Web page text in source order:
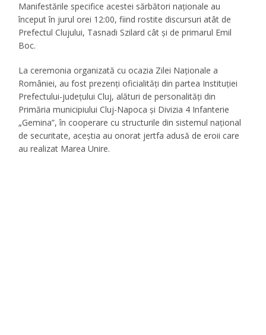
Manifestările specifice acestei sărbători naționale au
început în jurul orei 12:00, fiind rostite discursuri atât de
Prefectul Clujului, Tasnadi Szilard cât și de primarul Emil
Boc.
La ceremonia organizată cu ocazia Zilei Naționale a
României, au fost prezenți oficialități din partea Instituției
Prefectului-județului Cluj, alături de personalități din
Primăria municipiului Cluj-Napoca și Divizia 4 Infanterie
„Gemina”, în cooperare cu structurile din sistemul național
de securitate, aceștia au onorat jertfa adusă de eroii care
au realizat Marea Unire.